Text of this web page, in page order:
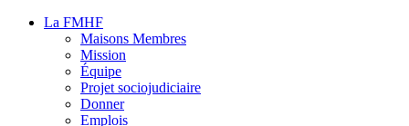
La FMHF
Maisons Membres
Mission
Équipe
Projet sociojudiciaire
Donner
Emplois